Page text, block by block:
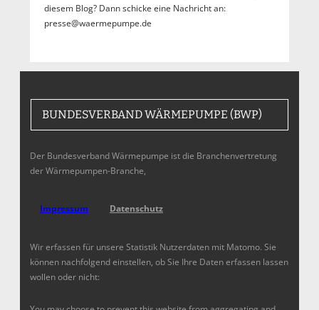
diesem Blog? Dann schicke eine Nachricht an:
presse@waermepumpe.de
BUNDESVERBAND WÄRMEPUMPE (BWP)
Der Bundesverband Wärmepumpe ist die Branchenvertretung
der Wärmepumpen-Branche,
Impressum Datenschutz
Wir erfassen für unsere Statistik Nutzerdaten mit Matomo. Sie
können nachfolgend einstellen, ob Sie Ihre Daten erfassen lassen
wollen oder nicht: